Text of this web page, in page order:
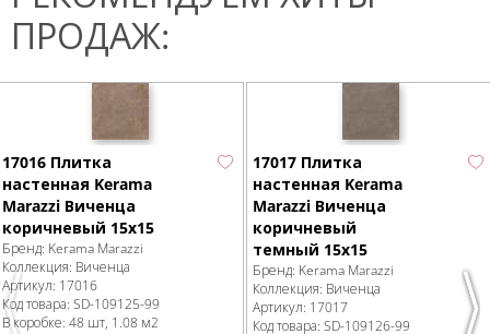
ПРОДАЖ:
Previous
17016 Плитка
настенная Kerama
Marazzi Виченца
коричневый 15х15
Бренд: Kerama Marazzi
Коллекция: Виченца
Артикул: 17016
Код товара: SD-109125-99
В коробке: 48 шт, 1.08 м2
17017 Плитка
настенная Kerama
Marazzi Виченца
коричневый
темный 15х15
Бренд: Kerama Marazzi
Коллекция: Виченца
Артикул: 17017
Код товара: SD-109126-99